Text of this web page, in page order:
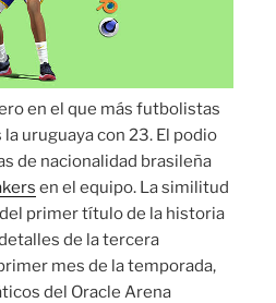
en el que más futbolistas
uruguaya con 23. El podio
de nacionalidad brasileña
en el equipo. La similitud
primer título de la historia
de la tercera
mes de la temporada,
del Oracle Arena